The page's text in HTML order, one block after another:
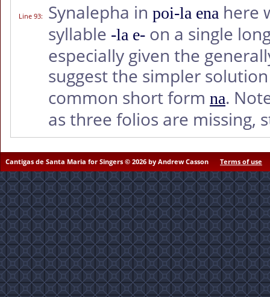
Line 93: Synalepha in poi-la ena here
syllable -la e- on a single
especially given the
suggest the simpler
common short form na.
as three folios are missing,
Cantigas de Santa Maria for Singers © 2026 by Andrew Casson Terms of use